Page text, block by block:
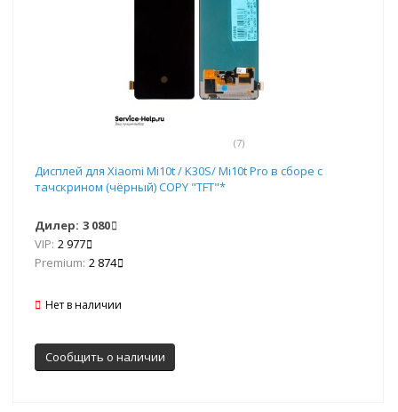
(7)
Дисплей для Xiaomi Mi10t / K30S/ Mi10t Pro в сборе с
тачскрином (чёрный) COPY "TFT"*
Дилер: 3 080
VIP: 2 977
Premium: 2 874
Нет в наличии
Сообщить о наличии